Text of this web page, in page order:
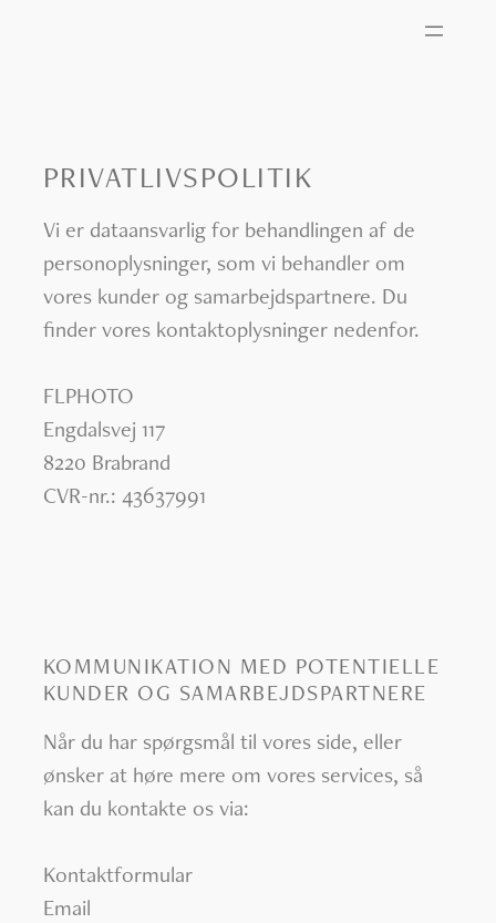
PRIVATLIVSPOLITIK
Vi er dataansvarlig for behandlingen af de
personoplysninger, som vi behandler om
vores kunder og samarbejdspartnere. Du
finder vores kontaktoplysninger nedenfor.
FLPHOTO
Engdalsvej 117
8220 Brabrand
CVR-nr.: 43637991
KOMMUNIKATION MED POTENTIELLE
KUNDER OG SAMARBEJDSPARTNERE
Når du har spørgsmål til vores side, eller
ønsker at høre mere om vores services, så
kan du kontakte os via:
Kontaktformular
Email